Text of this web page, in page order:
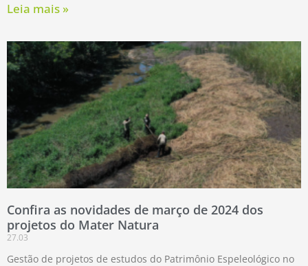
Leia mais »
Confira as novidades de março de 2024 dos
projetos do Mater Natura
27.03
Gestão de projetos de estudos do Patrimônio Espeleológico no